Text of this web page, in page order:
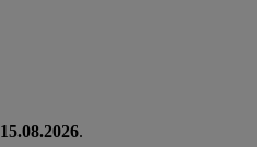
15.08.2026.